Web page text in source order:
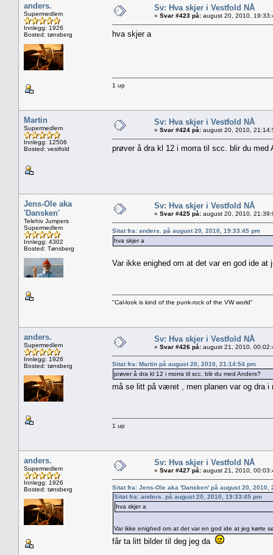
anders.
Supermedlem
Innlegg: 1926
Bosted: tønsberg
Sv: Hva skjer i Vestfold NÅ
« Svar #423 på: august 20, 2010,
hva skjer a
1 up
Martin
Supermedlem
Innlegg: 12506
Bosted: vestfold
Sv: Hva skjer i Vestfold NÅ
« Svar #424 på: august 20, 2010,
prøver å dra kl 12 i morra til scc. blir du med
Jens-Ole aka
'Dansken'
Telehiv Jumpers
Supermedlem
Innlegg: 4302
Bosted: Tønsberg
Sv: Hva skjer i Vestfold NÅ
« Svar #425 på: august 20, 2010,
Sitat fra: anders. på august 20, 2010, 19:33:45 pm
hva skjer a
Var ikke enighed om at det var en god ide
"Cal-look is kind of the punk-rock of the VW world"
anders.
Supermedlem
Innlegg: 1926
Bosted: tønsberg
Sv: Hva skjer i Vestfold NÅ
« Svar #426 på: august 21, 2010,
Sitat fra: Martin på august 20, 2010, 21:14:54 pm
prøver å dra kl 12 i morra til scc. blir du med Anders?
må se litt på været , men planen var og dra
1 up
anders.
Supermedlem
Innlegg: 1926
Bosted: tønsberg
Sv: Hva skjer i Vestfold NÅ
« Svar #427 på: august 21, 2010,
Sitat fra: Jens-Ole aka 'Dansken' på august 20, 2010,
Sitat fra: anders. på august 20, 2010, 19:33:45 pm
hva skjer a
Var ikke enighed om at det var en god ide at jeg kørte
får ta litt bilder til deg jeg da